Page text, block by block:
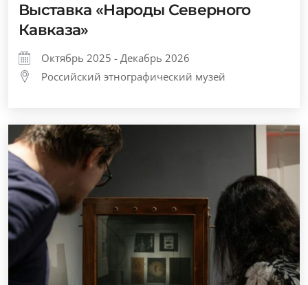
Выставка «Народы Северного
Кавказа»
Октябрь 2025 - Декабрь 2026
Российский этнографический музей